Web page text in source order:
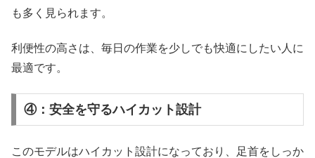
も多く見られます。
利便性の高さは、毎日の作業を少しでも快適にしたい人に
最適です。
④：安全を守るハイカット設計
このモデルはハイカット設計になっており、足首をしっか